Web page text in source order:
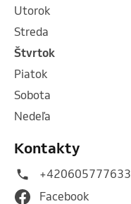
utorok
streda
štvrtok
piatok
sobota
nedeľa
Kontakty
+420605777633
Facebook